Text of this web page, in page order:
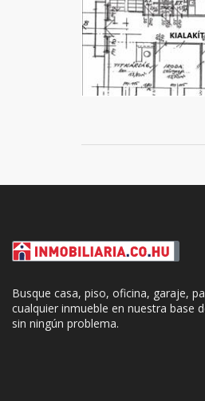
Cookie Consent
Busque casa, piso, oficina, garaje,
cualquier inmueble en nuestra base
sin ningún problema.